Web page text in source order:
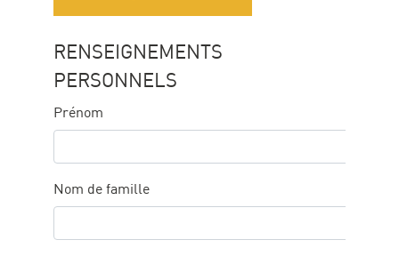
RENSEIGNEMENTS
PERSONNELS
Prénom
Nom de famille